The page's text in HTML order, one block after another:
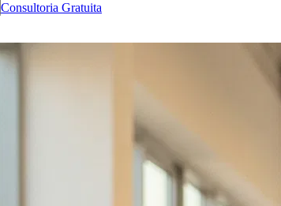
Consultoria Gratuita